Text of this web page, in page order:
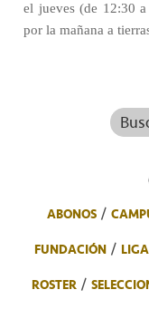
el jueves (de 12:30
por la mañana a
ABONOS
FUNDACIÓN
ROSTER